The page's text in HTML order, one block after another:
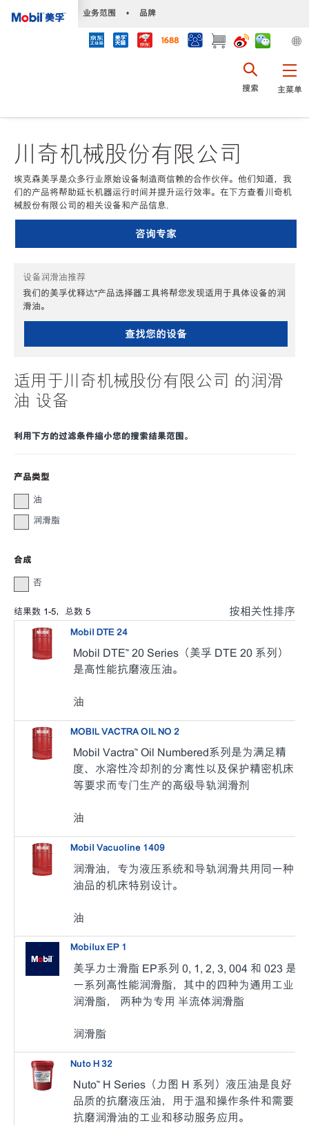
业务范围 • 品牌
主菜单
搜索
川奇机械股份有限公司
埃克森美孚是众多行业原始设备制造商信赖的合作伙伴。他们知道，我
们的产品将帮助延长机器运行时间并提升运行效率。在下方查看川奇机
械股份有限公司的相关设备和产品信息.
咨询专家
设备润滑油推荐
我们的美孚优释达℠产品选择器工具将帮您发现适用于具体设备的润
滑油。
查找您的设备
适用于川奇机械股份有限公司 的润滑
油 设备
利用下方的过滤条件缩小您的搜索结果范围。
产品类型
油
润滑脂
合成
否
结果数 1-5，总数 5 按相关性排序
Mobil DTE 24
Mobil DTE™ 20 Series（美孚 DTE 20 系列）
是高性能抗磨液压油。
油
MOBIL VACTRA OIL NO 2
Mobil Vactra™ Oil Numbered系列是为满足精
度、水溶性冷却剂的分离性以及保护精密机床
等要求而专门生产的高级导轨润滑剂
油
Mobil Vacuoline 1409
润滑油，专为液压系统和导轨润滑共用同一种
油品的机床特别设计。
油
Mobilux EP 1
美孚力士滑脂 EP系列 0, 1, 2, 3, 004 和 023 是
一系列高性能润滑脂，其中的四种为通用工业
润滑脂， 两种为专用 半流体润滑脂
润滑脂
Nuto H 32
Nuto™ H Series（力图 H 系列）液压油是良好
品质的抗磨液压油，用于温和操作条件和需要
抗磨润滑油的工业和移动服务应用。